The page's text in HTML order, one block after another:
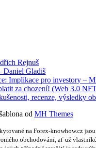
Rejnuš
Daniel Gladiš
Implikace pro investory –
za chození! (Web 3.0
recenze, výsledky
od MH Themes
na Forex-knowhow.cz
obchodování, ať už